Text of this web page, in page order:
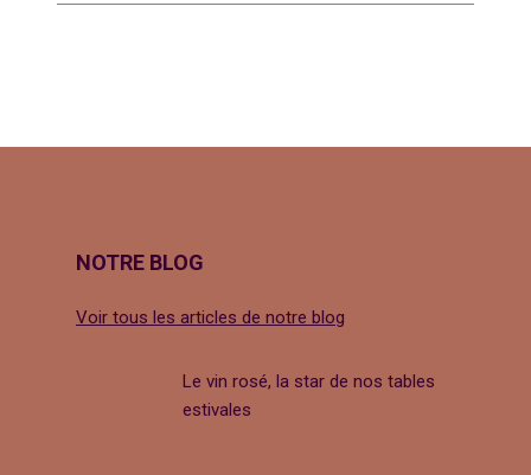
NOTRE BLOG
Voir tous les articles de notre blog
Le vin rosé, la star de nos tables
estivales